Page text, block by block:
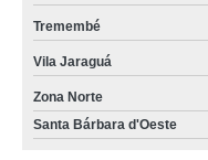
Tremembé
Vila Jaraguá
Zona Norte
Santa Bárbara d'Oeste